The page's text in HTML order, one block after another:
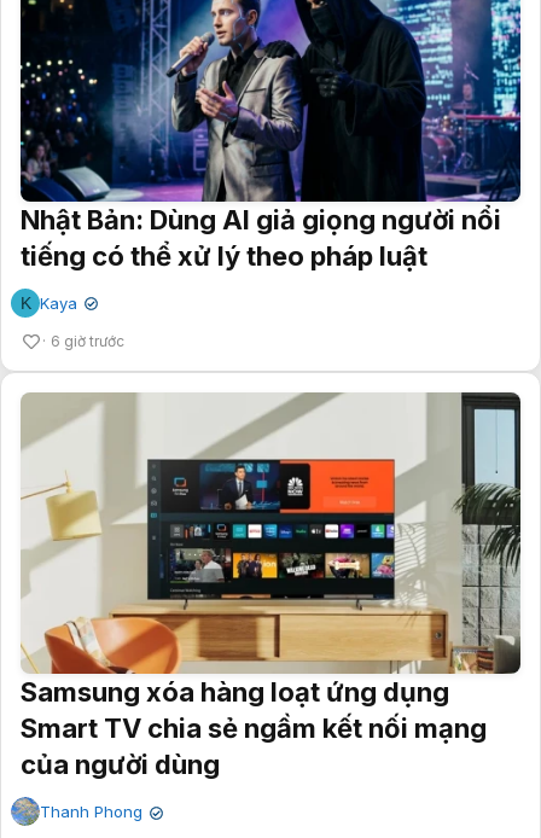
Nhật Bản: Dùng AI giả giọng người nổi
tiếng có thể xử lý theo pháp luật
K Kaya ✔
6 giờ trước
Samsung xóa hàng loạt ứng dụng
Smart TV chia sẻ ngầm kết nối mạng
của người dùng
Thanh Phong ✔